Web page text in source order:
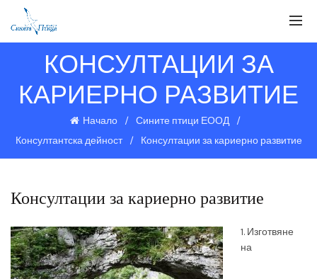
КОНСУЛТАЦИИ ЗА
КАРИЕРНО РАЗВИТИЕ
Начало
Сините птици ЕООД
Консултантска дейност
Консултации за кариерно развитие
Консултации за кариерно развитие
1. Изготвяне
на